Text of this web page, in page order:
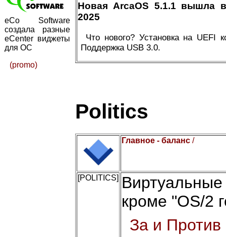
eCo Software
создала разные
eCenter виджеты
для ОС
(promo)
Новая ArcaOS 5.1.1 вышла
2025
Что нового? Установка на UEFI
Поддержка USB 3.0.
Politics
Главное - баланс /
[POLITICS]
кроме "OS/2
За и Против